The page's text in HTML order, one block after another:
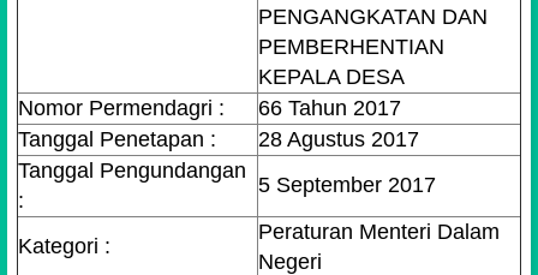
PENGANGKATAN DAN
PEMBERHENTIAN
KEPALA DESA
Nomor Permendagri :
66 Tahun 2017
Tanggal Penetapan :
28 Agustus 2017
Tanggal Pengundangan
:
5 September 2017
Kategori :
Peraturan Menteri Dalam
Negeri